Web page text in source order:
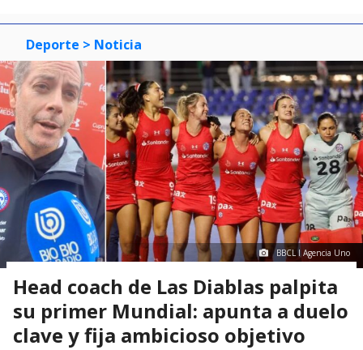
Deporte > Noticia
BBCL I Agencia Uno
Head coach de Las Diablas palpita
su primer Mundial: apunta a duelo
clave y fija ambicioso objetivo